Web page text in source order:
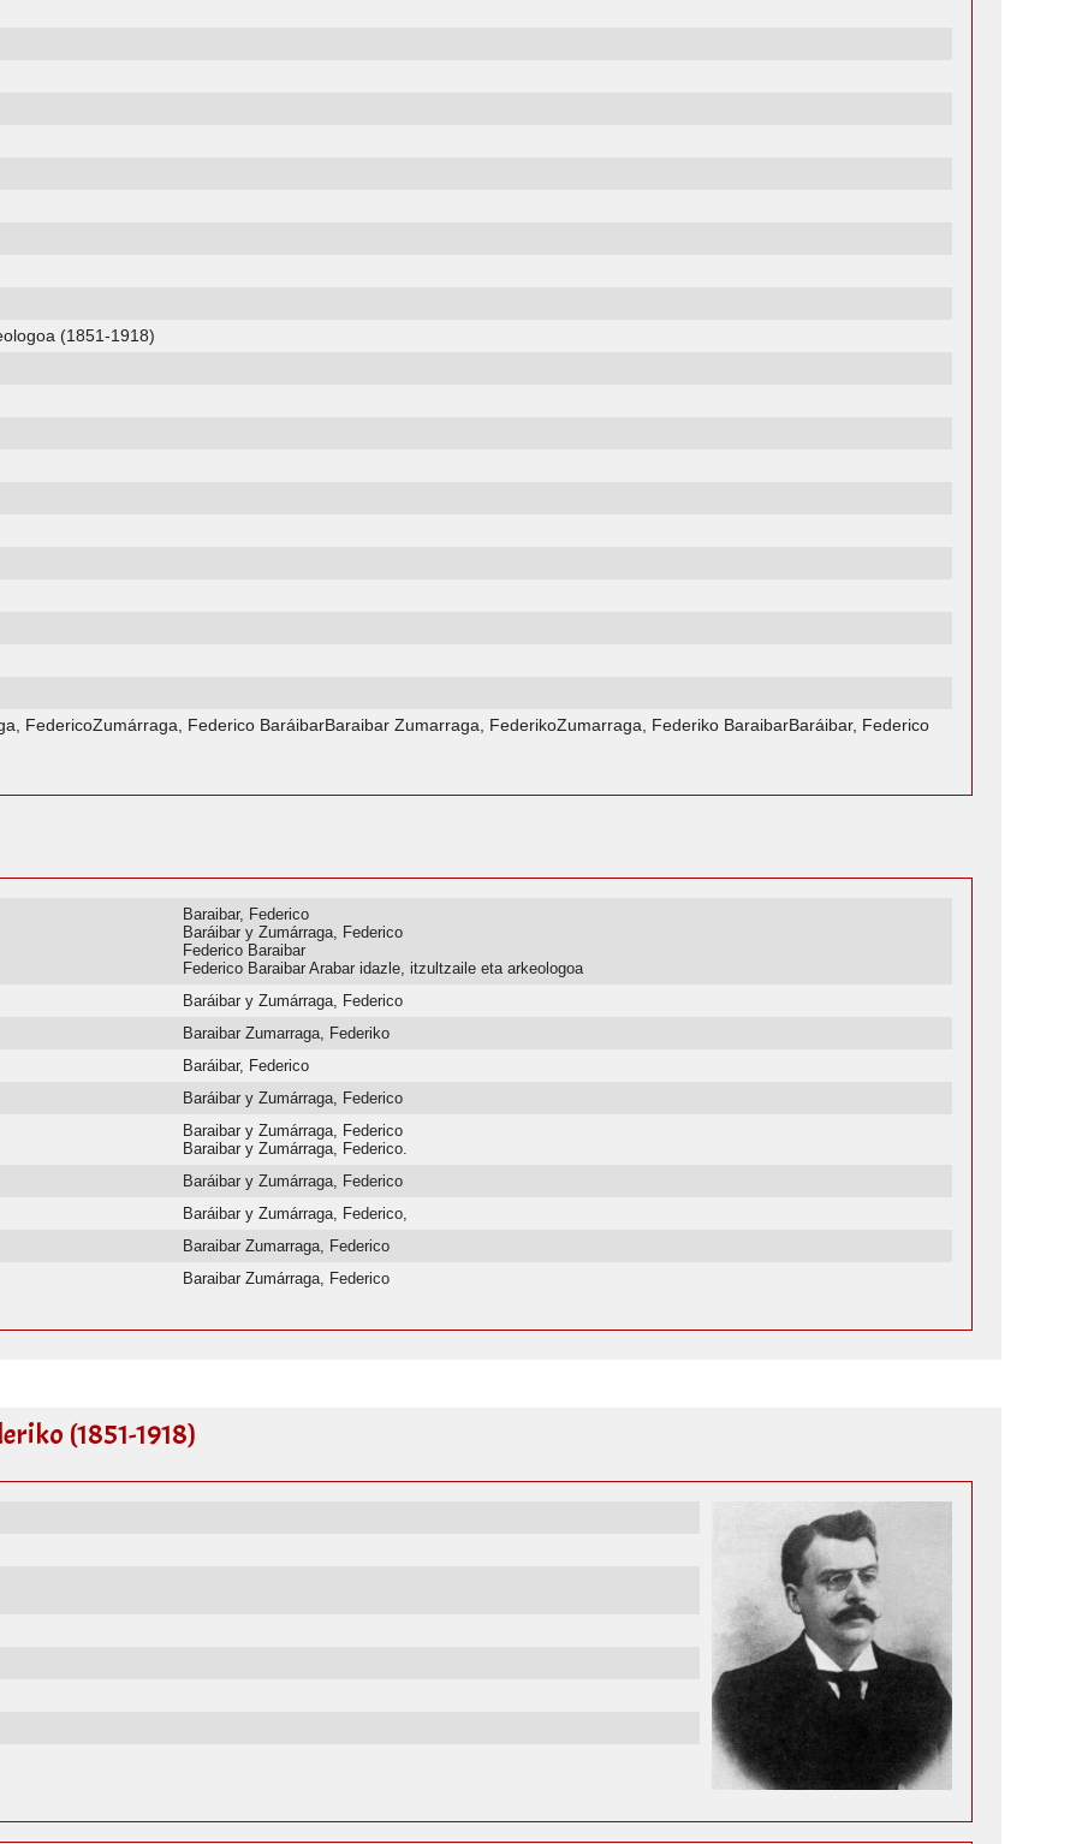
(1851-1918)
FedericoZumárraga, Federico BaráibarBaraibar Zumarraga, FederikoZumarraga, Federiko BaraibarBaráibar, Federico
Baraibar, Federico
Baráibar y Zumárraga, Federico
Federico Baraibar
Federico Baraibar Arabar idazle, itzultzaile eta arkeologoa
Baráibar y Zumárraga, Federico
Baraibar Zumarraga, Federiko
Baráibar, Federico
Baráibar y Zumárraga, Federico
Baraibar y Zumárraga, Federico
Baraibar y Zumárraga, Federico.
Baráibar y Zumárraga, Federico
Baráibar y Zumárraga, Federico,
Baraibar Zumarraga, Federico
Baraibar Zumárraga, Federico
(1851-1918)